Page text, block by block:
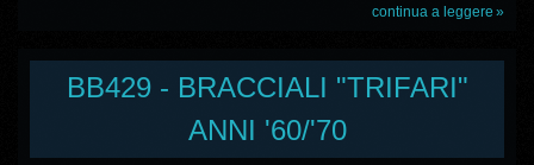
continua a leggere
BB429 - BRACCIALI "TRIFARI"
ANNI '60/'70